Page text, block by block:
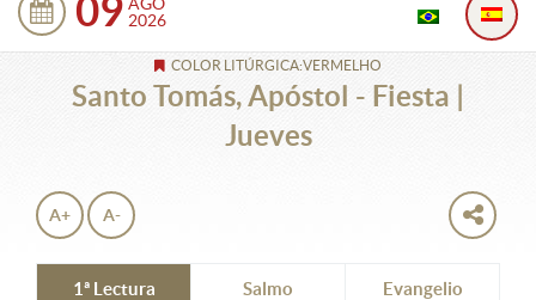
09 2026
COLOR LITÚRGICA:VERMELHO
Santo Tomás, Apóstol - Fiesta |
Jueves
A+ A-
1ª Lectura Salmo Evangelio